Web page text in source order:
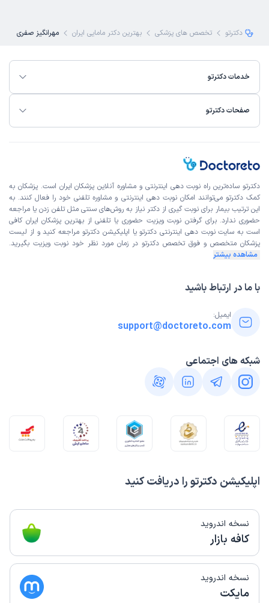
دکترتو تخصص های پزشکی بهترین دکتر مامایی ایران مهرانگیز صفری
خدمات دکترتو
صفحات دکترتو
اپلیکیشن دکترتو را دریافت کنید
نسخه اندروید
کافه بازار
نسخه اندروید
مایکت
دکترتو ساده‌ترین راه نوبت‌ دهی اینترنتی و مشاوره آنلاین پزشکان ایران است. پزشکان به
کمک دکترتو می‌توانند امکان نوبت دهی اینترنتی و مشاوره تلفنی خود را فعال کنند. به
این ترتیب بیمار برای نوبت گیری از دکتر نیاز به روش‌های سنتی مثل تلفن زدن یا مراجعه
حضوری ندارد. برای گرفتن نوبت ویزیت حضوری یا تلفنی از بهترین پزشکان ایران کافی
است به سایت نوبت دهی اینترنتی دکترتو یا اپلیکیشن دکترتو مراجعه کنید و از لیست
پزشکان متخصص و فوق تخصص دکترتو در زمان مورد نظر خود نوبت ویزیت بگیرید.
مشاهده بیشتر
با ما در ارتباط باشید
ایمیل:
support@doctoreto.com
شبکه های اجتماعی